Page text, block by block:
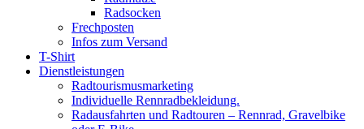
Radsocken
Frechposten
Infos zum Versand
T-Shirt
Dienstleistungen
Radtourismusmarketing
Individuelle Rennradbekleidung.
Radausfahrten und Radtouren – Rennrad, Gravelbike